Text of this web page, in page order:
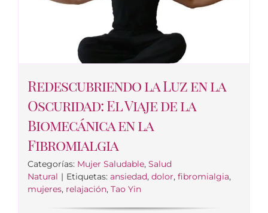
Redescubriendo la Luz en la
Oscuridad: El Viaje de la
Biomecánica en la
Fibromialgia
Categorías: Mujer Saludable, Salud
Natural | Etiquetas: ansiedad, dolor, fibromialgia,
mujeres, relajación, Tao Yin